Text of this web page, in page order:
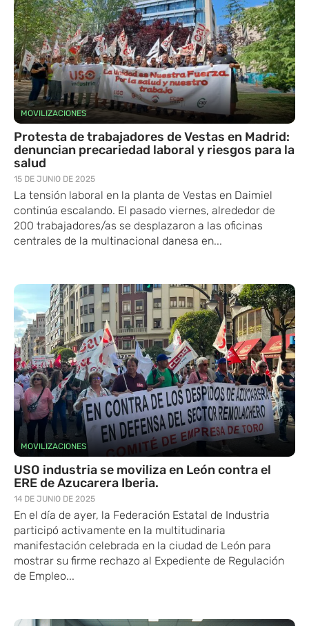
MOVILIZACIONES
Protesta de trabajadores de Vestas en Madrid:
denuncian precariedad laboral y riesgos para la
salud
15 DE JUNIO DE 2025
La tensión laboral en la planta de Vestas en Daimiel
continúa escalando. E​l pasado viernes, alrededor de
200 trabajadores/as se desplaza​ron a las oficinas
centrales de la multinacional danesa en...
MOVILIZACIONES
USO industria se moviliza en León contra el
ERE de Azucarera Iberia.
14 DE JUNIO DE 2025
En el día de ayer, la Federación Estatal de​ Industria ​
participó activamente en ​la multitudinaria
manifestación celebrada en la ciudad de León para
mostrar su firme rechazo al Expediente de Regulación
de Empleo...